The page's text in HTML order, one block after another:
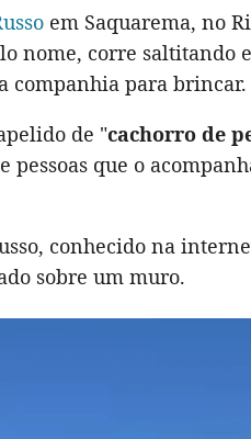
em Saquarema, no
nome, corre saltitando
companhia para brincar.
de "cachorro de
que o
conhecido na
sobre um muro.